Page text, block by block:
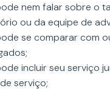
nem falar sobre o
ou da equipe de
se comparar com
incluir seu serviço
serviço;